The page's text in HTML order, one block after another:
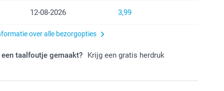
12-08-2026 3,99
over alle bezorgopties
een taalfoutje gemaakt? Krijg een gratis herdruk